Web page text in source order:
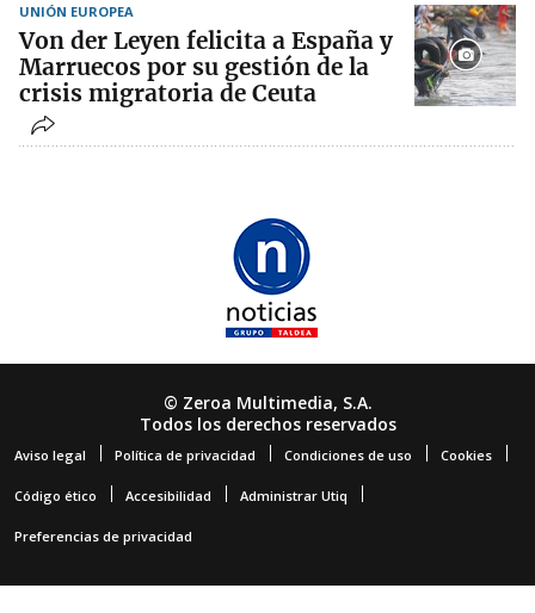
UNIÓN EUROPEA
Von der Leyen felicita a España y
Marruecos por su gestión de la
crisis migratoria de Ceuta
© Zeroa Multimedia, S.A.
Todos los derechos reservados
Aviso legal Política de privacidad Condiciones de uso Cookies
Código ético Accesibilidad Administrar Utiq
Preferencias de privacidad